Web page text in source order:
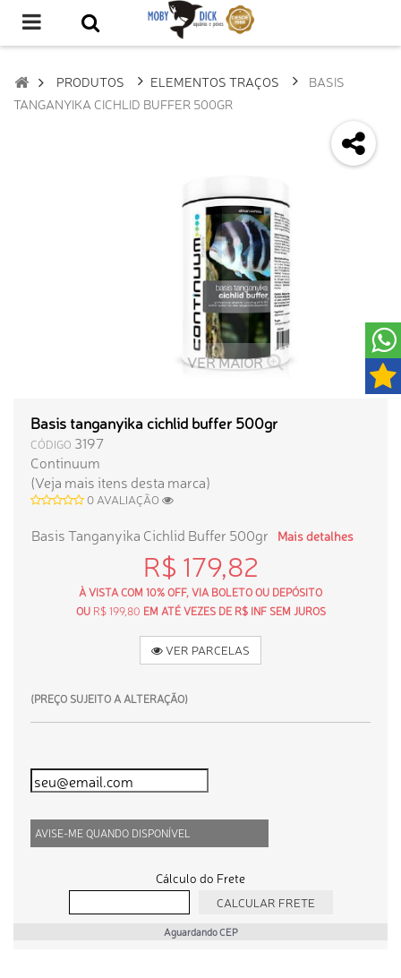
PRODUTOS ELEMENTOS TRAÇOS
BASIS
TANGANYIKA CICHLID BUFFER 500GR
VER MAIOR
Basis tanganyika cichlid buffer 500gr
CÓDIGO 3197
Continuum
(Veja mais itens desta marca)
0 AVALIAÇÃO
Basis Tanganyika Cichlid Buffer 500gr Mais detalhes
R$ 179,82
À VISTA COM 10% OFF, VIA BOLETO OU DEPÓSITO
OU R$ 199,80 EM ATÉ VEZES DE R$ INF SEM JUROS
VER PARCELAS
(PREÇO SUJEITO A ALTERAÇÃO)
AVISE-ME QUANDO DISPONÍVEL
Cálculo do Frete
Aguardando CEP